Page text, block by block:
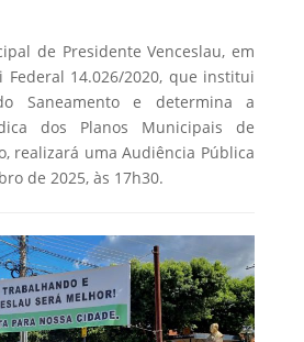
de Presidente Venceslau, em
14.026/2020, que institui
Saneamento e determina a
dos Planos Municipais de
realizará uma Audiência Pública
de 2025, às 17h30.